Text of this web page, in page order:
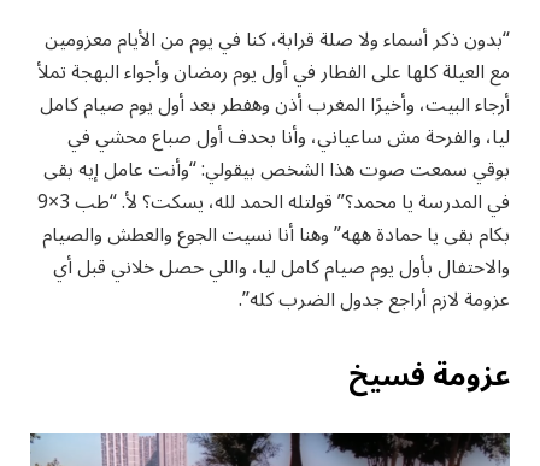
“بدون ذكر أسماء ولا صلة قرابة، كنا في يوم من الأيام معزومين
مع العيلة كلها على الفطار في أول يوم رمضان وأجواء البهجة تملأ
أرجاء البيت، وأخيرًا المغرب أذن وهفطر بعد أول يوم صيام كامل
ليا، والفرحة مش ساعياني، وأنا بحدف أول صباع محشي في
بوقي سمعت صوت هذا الشخص بيقولي: “وأنت عامل إيه بقى
في المدرسة يا محمد؟” قولتله الحمد لله، يسكت؟ لأ. “طب 3×9
بكام بقى يا حمادة ههه” وهنا أنا نسيت الجوع والعطش والصيام
والاحتفال بأول يوم صيام كامل ليا، واللي حصل خلاني قبل أي
عزومة لازم أراجع جدول الضرب كله”.
عزومة فسيخ